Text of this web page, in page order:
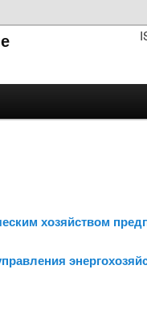
хозяйством